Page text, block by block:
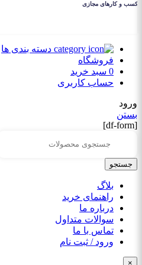
دسته بندی ها
فروشگاه
0 سبد خرید
حساب کاربری
ورود
بستن
[df-form]
جستجو
بلاگ
راهنمای خرید
درباره ما
سوالات متداول
تماس با ما
ورود / ثبت نام
×